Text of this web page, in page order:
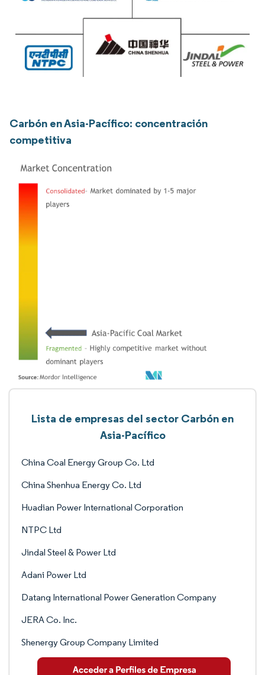
Carbón en Asia-Pacífico: concentración
competitiva
Lista de empresas del sector Carbón en
Asia-Pacífico
China Coal Energy Group Co. Ltd
China Shenhua Energy Co. Ltd
Huadian Power International Corporation
NTPC Ltd
Jindal Steel & Power Ltd
Adani Power Ltd
Datang International Power Generation Company
JERA Co. Inc.
Shenergy Group Company Limited